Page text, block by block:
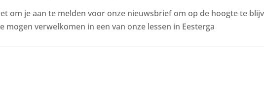
om je aan te melden voor onze nieuwsbrief om op de hoogte te
mogen verwelkomen in een van onze lessen in Eesterga